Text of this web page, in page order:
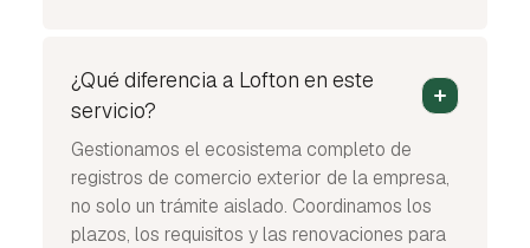
¿Qué diferencia a Lofton en este
servicio?
Gestionamos el ecosistema completo de
registros de comercio exterior de la empresa,
no solo un trámite aislado. Coordinamos los
plazos, los requisitos y las renovaciones para